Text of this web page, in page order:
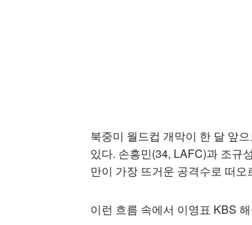
북중미 월드컵 개막이 한 달 앞
있다. 손흥민(34, LAFC)과 조규
만이 가장 뜨거운 공격수로 떠오
이런 흐름 속에서 이영표 KBS